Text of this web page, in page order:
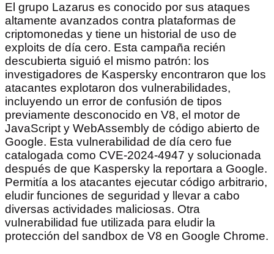
El grupo Lazarus es conocido por sus ataques
altamente avanzados contra plataformas de
criptomonedas y tiene un historial de uso de
exploits de día cero. Esta campaña recién
descubierta siguió el mismo patrón: los
investigadores de Kaspersky encontraron que los
atacantes explotaron dos vulnerabilidades,
incluyendo un error de confusión de tipos
previamente desconocido en V8, el motor de
JavaScript y WebAssembly de código abierto de
Google. Esta vulnerabilidad de día cero fue
catalogada como CVE-2024-4947 y solucionada
después de que Kaspersky la reportara a Google.
Permitía a los atacantes ejecutar código arbitrario,
eludir funciones de seguridad y llevar a cabo
diversas actividades maliciosas. Otra
vulnerabilidad fue utilizada para eludir la
protección del sandbox de V8 en Google Chrome.